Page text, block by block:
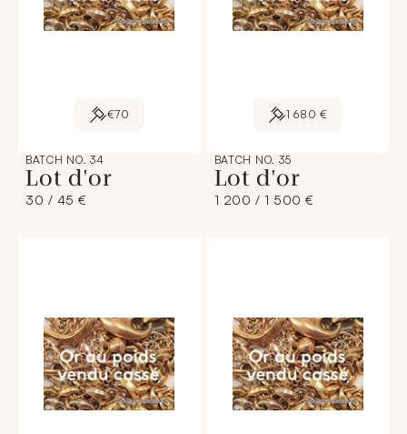
€70
BATCH NO. 34
Lot d'or
30 / 45 €
1 680 €
BATCH NO. 35
Lot d'or
1 200 / 1 500 €